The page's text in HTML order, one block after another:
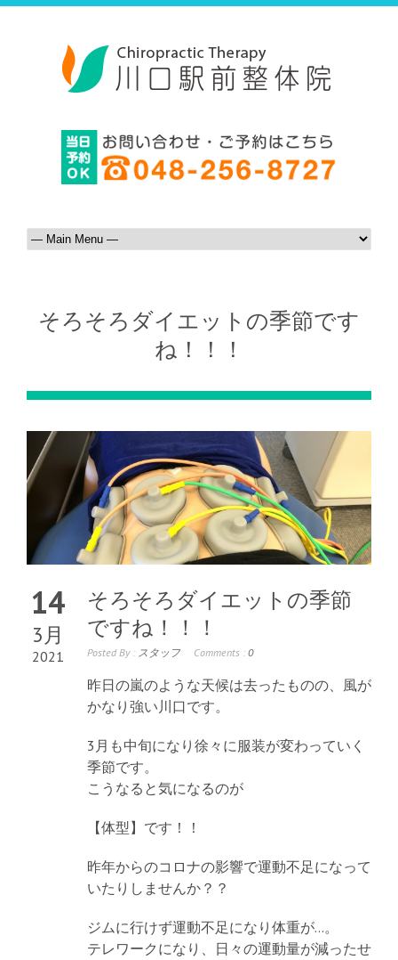
そろそろダイエットの季節です
ね！！！
14
3月
2021
そろそろダイエットの季節
ですね！！！
Posted By : スタッフ Comments : 0
昨日の嵐のような天候は去ったものの、風が
かなり強い川口です。
3月も中旬になり徐々に服装が変わっていく
季節です。
こうなると気になるのが
【体型】です！！
昨年からのコロナの影響で運動不足になって
いたりしませんか？？
ジムに行けず運動不足になり体重が…。
テレワークになり、日々の運動量が減ったせ